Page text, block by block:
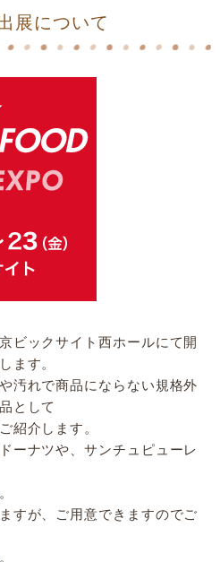
展について
ビックサイト西ホールにて開
ます。
汚れで商品にならない規格外
として
紹介します。
ーナツや、サンチュピューレ
すが、ご用意できますのでご